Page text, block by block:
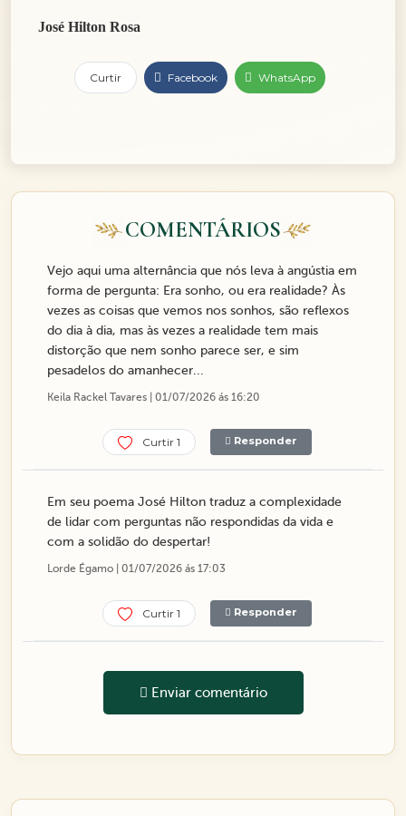
José Hilton Rosa
Curtir Facebook WhatsApp
COMENTÁRIOS
Vejo aqui uma alternância que nós leva à angústia em
forma de pergunta: Era sonho, ou era realidade? Às
vezes as coisas que vemos nos sonhos, são reflexos
do dia à dia, mas às vezes a realidade tem mais
distorção que nem sonho parece ser, e sim
pesadelos do amanhecer...
Keila Rackel Tavares | 01/07/2026 ás 16:20
Curtir 1 Responder
Em seu poema José Hilton traduz a complexidade
de lidar com perguntas não respondidas da vida e
com a solidão do despertar!
Lorde Égamo | 01/07/2026 ás 17:03
Curtir 1 Responder
Enviar comentário